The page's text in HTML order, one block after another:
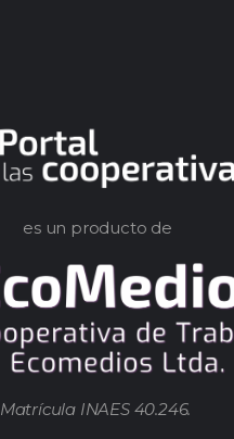
es un producto de
Matrícula INAES 40.246.